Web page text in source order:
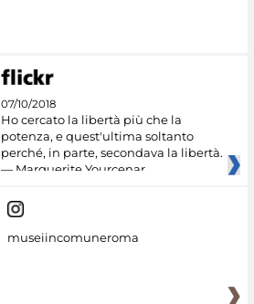
07/10/2018
Ho cercato la libertà più che la
potenza, e quest'ultima soltanto
perché, in parte, secondava la libertà.
— Marguerite Yourcenar
museiincomuneroma